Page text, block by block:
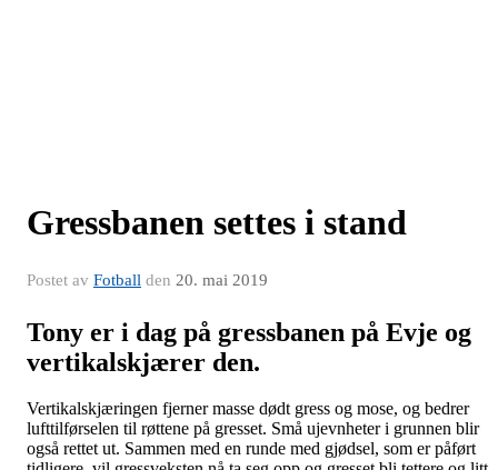
Gressbanen settes i stand
Postet av Fotball den 20. mai 2019
Tony er i dag på gressbanen på Evje og
vertikalskjærer den.
Vertikalskjæringen fjerner masse dødt gress og mose, og bedrer
lufttilførselen til røttene på gresset. Små ujevnheter i grunnen blir
også rettet ut. Sammen med en runde med gjødsel, som er påført